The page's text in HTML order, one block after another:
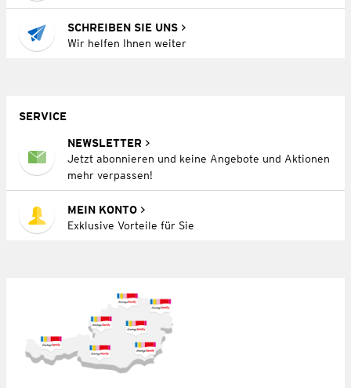
SCHREIBEN SIE UNS
Wir helfen Ihnen weiter
SERVICE
NEWSLETTER
Jetzt abonnieren und keine Angebote und Aktionen
mehr verpassen!
MEIN KONTO
Exklusive Vorteile für Sie